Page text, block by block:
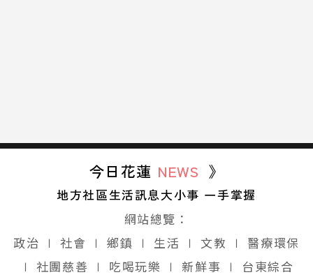
今日花蓮 NEWS 》
地方社區生活訊息大小事 一手掌握
網站總覽：
政治 ∣ 社會 ∣ 鄉鎮 ∣ 生活 ∣ 文教 ∣
醫療環保
∣ 社團慈善 ∣ 吃喝玩樂 ∣ 新鮮事 ∣ 台東綜合